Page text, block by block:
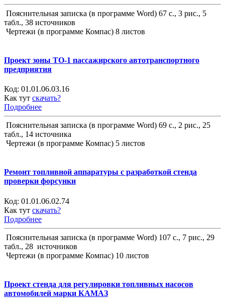
Пояснительная записка (в программе Word) 67 с., 3 рис., 5
табл., 38 источников
Чертежи (в программе Компас) 8 листов
Проект зоны ТО-1 пассажирского автотранспортного
предприятия
Код: 01.01.06.03.16
Как тут скачать?
Подробнее
Пояснительная записка (в программе Word) 69 с., 2 рис., 25
табл., 14 источника
Чертежи (в программе Компас) 5 листов
Ремонт топливной аппаратуры с разработкой стенда
проверки форсунки
Код: 01.01.06.02.74
Как тут скачать?
Подробнее
Пояснительная записка (в программе Word) 107 с., 7 рис., 29
табл., 28 источников
Чертежи (в программе Компас) 10 листов
Проект стенда для регулировки топливных насосов
автомобилей марки КАМАЗ